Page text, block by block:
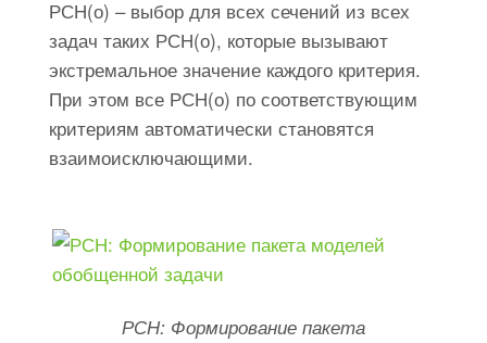
РСН(о) – выбор для всех сечений из всех
задач таких РСН(о), которые вызывают
экстремальное значение каждого критерия.
При этом все РСН(о) по соответствующим
критериям автоматически становятся
взаимоисключающими.
РСН: Формирование пакета